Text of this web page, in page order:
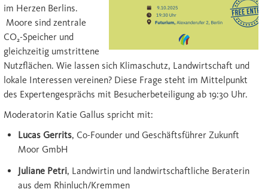
im Herzen Berlins.
Moore sind zentrale
CO₂-Speicher und
gleichzeitig umstrittene
Nutzflächen. Wie lassen sich Klimaschutz, Landwirtschaft und
lokale Interessen vereinen? Diese Frage steht im Mittelpunkt
des Expertengesprächs mit Besucherbeteiligung ab 19:30 Uhr.
Moderatorin Katie Gallus spricht mit:
Lucas Gerrits, Co-Founder und Geschäftsführer Zukunft
Moor GmbH
Juliane Petri, Landwirtin und landwirtschaftliche Beraterin
aus dem Rhinluch/Kremmen